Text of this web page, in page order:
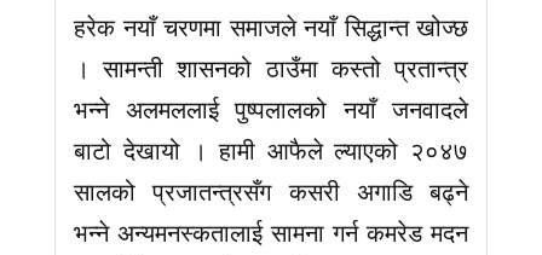
हरेक नयाँ चरणमा समाजले नयाँ सिद्धान्त खोज्छ
। सामन्ती शासनको ठाउँमा कस्तो प्रतान्त्र
भन्ने अलमललाई पुष्पलालको नयाँ जनवादले
बाटो देखायो । हामी आफैले ल्याएको २०४७
सालको प्रजातन्त्रसँग कसरी अगाडि बढ्ने
भन्ने अन्यमनस्कतालाई सामना गर्न कमरेड मदन